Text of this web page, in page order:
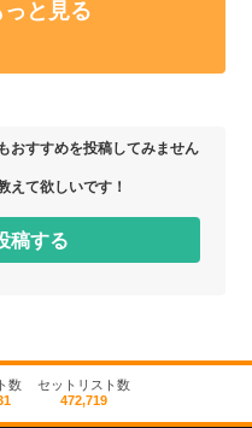
と見る
おすすめを投稿してみません
えて欲しいです！
稿する
数
セットリスト数
472,719